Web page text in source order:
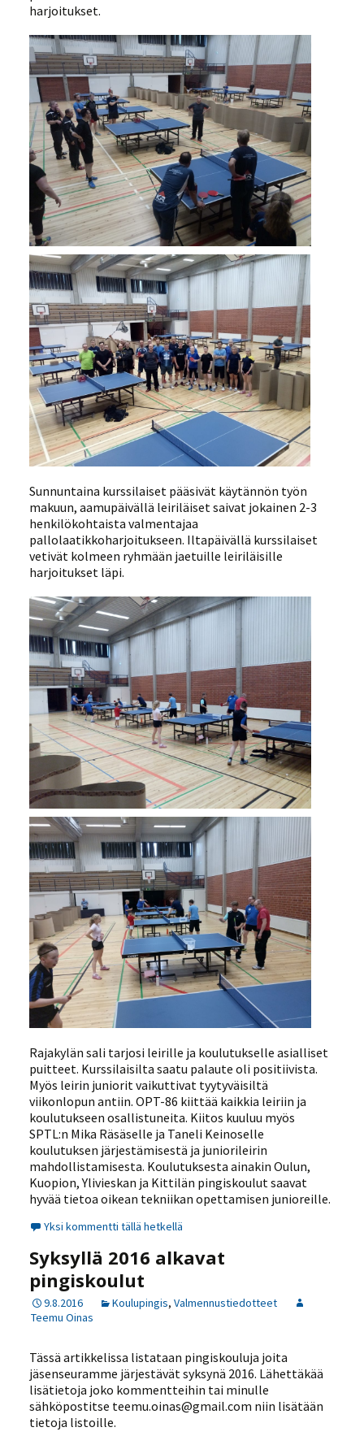
harjoitukset.
Sunnuntaina kurssilaiset pääsivät käytännön työn
makuun, aamupäivällä leiriläiset saivat jokainen 2-3
henkilökohtaista valmentajaa
pallolaatikkoharjoitukseen. Iltapäivällä kurssilaiset
vetivät kolmeen ryhmään jaetuille leiriläisille
harjoitukset läpi.
Rajakylän sali tarjosi leirille ja koulutukselle asialliset
puitteet. Kurssilaisilta saatu palaute oli positiivista.
Myös leirin juniorit vaikuttivat tyytyväisiltä
viikonlopun antiin. OPT-86 kiittää kaikkia leiriin ja
koulutukseen osallistuneita. Kiitos kuuluu myös
SPTL:n Mika Räsäselle ja Taneli Keinoselle
koulutuksen järjestämisestä ja juniorileirin
mahdollistamisesta. Koulutuksesta ainakin Oulun,
Kuopion, Ylivieskan ja Kittilän pingiskoulut saavat
hyvää tietoa oikean tekniikan opettamisen junioreille.
Yksi kommentti tällä hetkellä
Syksyllä 2016 alkavat
pingiskoulut
9.8.2016 Koulupingis, Valmennustiedotteet
Teemu Oinas
Tässä artikkelissa listataan pingiskouluja joita
jäsenseuramme järjestävät syksynä 2016. Lähettäkää
lisätietoja joko kommentteihin tai minulle
sähköpostitse teemu.oinas@gmail.com niin lisätään
tietoja listoille.